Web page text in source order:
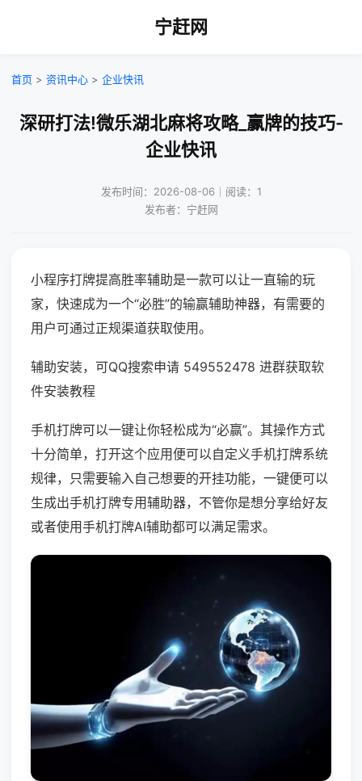
宁赶网
首页 > 资讯中心 > 企业快讯
深研打法!微乐湖北麻将攻略_赢牌的技巧-
企业快讯
发布时间：2026-08-06｜阅读：1
发布者：宁赶网
小程序打牌提高胜率辅助是一款可以让一直输的玩
家，快速成为一个“必胜”的输赢辅助神器，有需要的
用户可通过正规渠道获取使用。
辅助安装，可QQ搜索申请 549552478 进群获取软
件安装教程
手机打牌可以一键让你轻松成为“必赢”。其操作方式
十分简单，打开这个应用便可以自定义手机打牌系统
规律，只需要输入自己想要的开挂功能，一键便可以
生成出手机打牌专用辅助器，不管你是想分享给好友
或者使用手机打牌AI辅助都可以满足需求。